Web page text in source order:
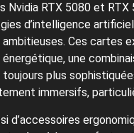
Nvidia RTX 5080 et
d’intelligence
Ces cartes
une
plus
immersifs,
d’accessoires